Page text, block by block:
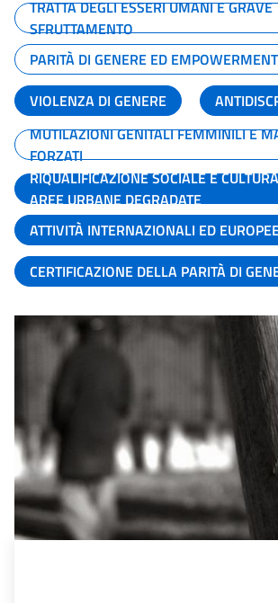
TRATTA DEGLI ESSERI UMANI E GRAVE
SFRUTTAMENTO
PARITÀ DI GENERE ED
VIOLENZA DI GENERE
MUTILAZIONI GENITALI FEMMINILI E
FORZATI
RIQUALIFICAZIONE SOCIALE E
AREE URBANE DEGRADATE
ATTIVITÀ INTERNAZIONALI ED
CERTIFICAZIONE DELLA PARITÀ DI